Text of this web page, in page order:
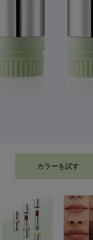
カラーを試す